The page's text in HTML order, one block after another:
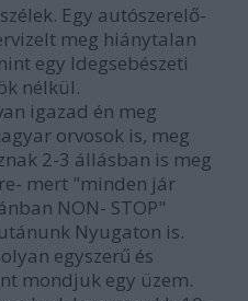
Egy autószerelő-
meg hiánytalan
egy Idegsebészeti
nélkül.
igazad én meg
orvosok is, meg
2-3 állásban is meg
mert "minden jár
NON- STOP"
Nyugaton is.
egyszerű és
mondjuk egy üzem.